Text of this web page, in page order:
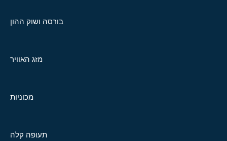
בורסה ושוק ההון
מזג האוויר
מכוניות
תעופה קלה